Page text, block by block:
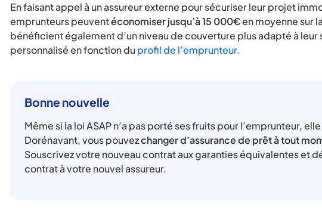
En faisant appel à un assureur externe pour sécuriser leur projet
emprunteurs peuventéconomiser jusqu’à 15 000€en moyenne sur
bénéficient également d’un niveau de couverture plus adapté à
personnalisé en fonction duprofil de l’emprunteur.
Bonne nouvelle
Même si la loi ASAP n’a pas porté ses fruits pour l’emprunteur,
Dorénavant, vous pouvezchanger d’assurance de prêt à tout
Souscrivez votre nouveau contrat aux garanties équivalentes et
contrat à votre nouvel assureur.